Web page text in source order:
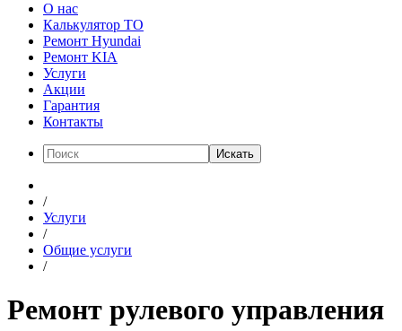
О нас
Калькулятор ТО
Ремонт Hyundai
Ремонт KIA
Услуги
Акции
Гарантия
Контакты
Искать
/
Услуги
/
Общие услуги
/
Ремонт рулевого управления